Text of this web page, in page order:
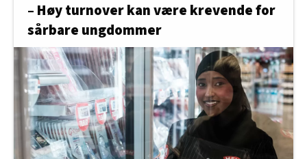
– Høy turnover kan være krevende for
sårbare ungdommer